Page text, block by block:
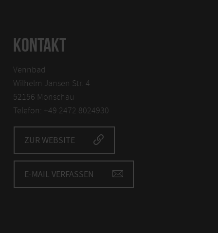
KONTAKT
Vennbad
Wilhelm Jansen Str. 4
52156 Monschau
Telefon: +49 2472 8024930
ZUR WEBSITE
E-MAIL VERFASSEN